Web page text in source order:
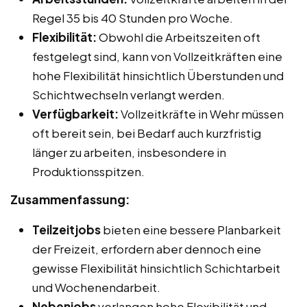
Regel 35 bis 40 Stunden pro Woche.
Flexibilität:Obwohl die Arbeitszeiten oft
festgelegt sind, kann von Vollzeitkräften eine
hohe Flexibilität hinsichtlich Überstunden und
Schichtwechseln verlangt werden.
Verfügbarkeit:Vollzeitkräfte in Wehr müssen
oft bereit sein, bei Bedarf auch kurzfristig
länger zu arbeiten, insbesondere in
Produktionsspitzen.
Zusammenfassung:
Teilzeitjobsbieten eine bessere Planbarkeit
der Freizeit, erfordern aber dennoch eine
gewisse Flexibilität hinsichtlich Schichtarbeit
und Wochenendarbeit.